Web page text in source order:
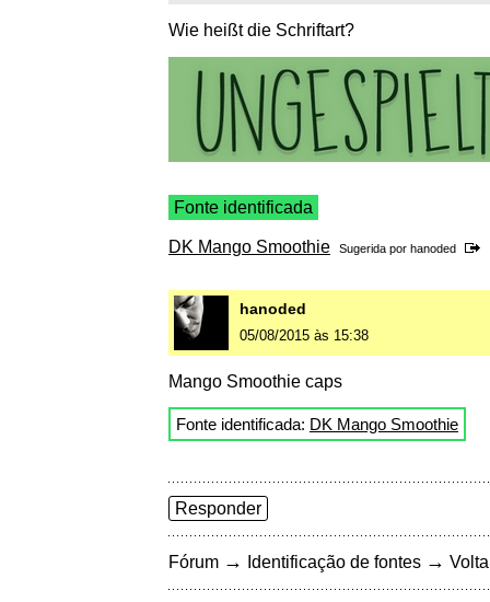
Wie heißt die Schriftart?
Fonte identificada
DK Mango Smoothie Sugerida por hanoded
hanoded
05/08/2015 às 15:38
Mango Smoothie caps
Fonte identificada: DK Mango Smoothie
Responder
Fórum → Identificação de fontes →